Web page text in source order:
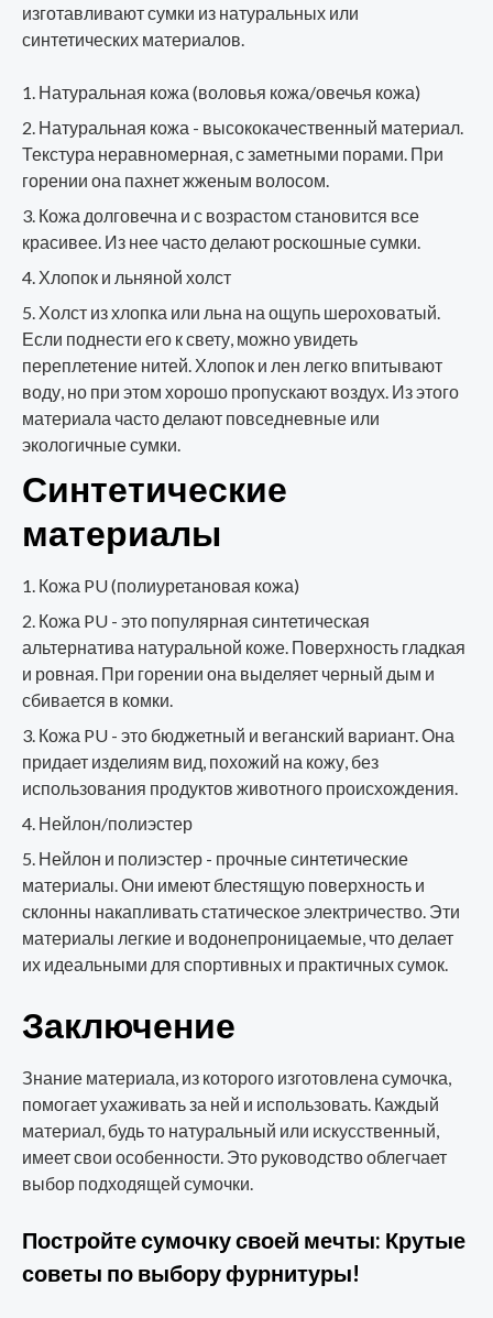
изготавливают сумки из натуральных или
синтетических материалов.
Натуральная кожа (воловья кожа/овечья кожа)
Натуральная кожа - высококачественный материал.
Текстура неравномерная, с заметными порами. При
горении она пахнет жженым волосом.
Кожа долговечна и с возрастом становится все
красивее. Из нее часто делают роскошные сумки.
Хлопок и льняной холст
Холст из хлопка или льна на ощупь шероховатый.
Если поднести его к свету, можно увидеть
переплетение нитей. Хлопок и лен легко впитывают
воду, но при этом хорошо пропускают воздух. Из этого
материала часто делают повседневные или
экологичные сумки.
Синтетические
материалы
Кожа PU (полиуретановая кожа)
Кожа PU - это популярная синтетическая
альтернатива натуральной коже. Поверхность гладкая
и ровная. При горении она выделяет черный дым и
сбивается в комки.
Кожа PU - это бюджетный и веганский вариант. Она
придает изделиям вид, похожий на кожу, без
использования продуктов животного происхождения.
Нейлон/полиэстер
Нейлон и полиэстер - прочные синтетические
материалы. Они имеют блестящую поверхность и
склонны накапливать статическое электричество. Эти
материалы легкие и водонепроницаемые, что делает
их идеальными для спортивных и практичных сумок.
Заключение
Знание материала, из которого изготовлена сумочка,
помогает ухаживать за ней и использовать. Каждый
материал, будь то натуральный или искусственный,
имеет свои особенности. Это руководство облегчает
выбор подходящей сумочки.
Постройте сумочку своей мечты: Крутые
советы по выбору фурнитуры!